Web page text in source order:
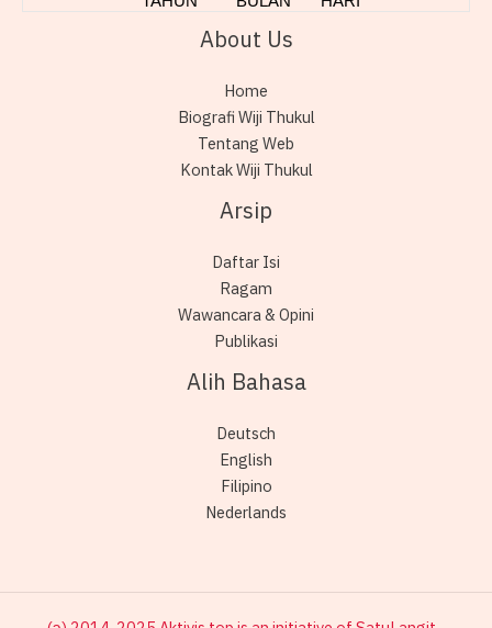
About Us
Home
Biografi Wiji Thukul
Tentang Web
Kontak Wiji Thukul
Arsip
Daftar Isi
Ragam
Wawancara & Opini
Publikasi
Alih Bahasa
Deutsch
English
Filipino
Nederlands